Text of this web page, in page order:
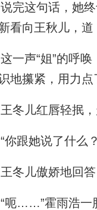
完这句话，她终
看向王秋儿，道
一声“姐”的呼唤
地攥紧，用力点
冬儿红唇轻抿，
跟她说了什么
冬儿傲娇地回答
……”霍雨浩一